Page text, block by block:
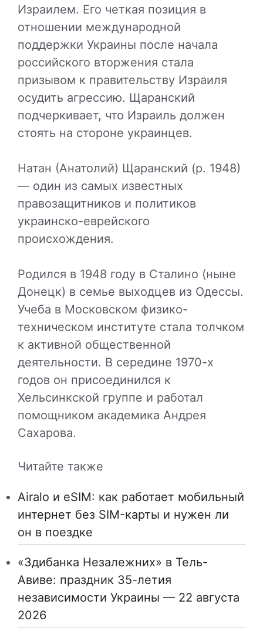
Израилем. Его четкая позиция в
отношении международной
поддержки Украины после начала
российского вторжения стала
призывом к правительству Израиля
осудить агрессию. Щаранский
подчеркивает, что Израиль должен
стоять на стороне украинцев.
Натан (Анатолий) Щаранский (р. 1948)
— один из самых известных
правозащитников и политиков
украинско-еврейского
происхождения.
Родился в 1948 году в Сталино (ныне
Донецк) в семье выходцев из Одессы.
Учеба в Московском физико-
техническом институте стала толчком
к активной общественной
деятельности. В середине 1970-х
годов он присоединился к
Хельсинкской группе и работал
помощником академика Андрея
Сахарова.
Читайте также
Airalo и eSIM: как работает мобильный
интернет без SIM-карты и нужен ли
он в поездке
«Здибанка Незалежних» в Тель-
Авиве: праздник 35-летия
независимости Украины — 22 августа
2026